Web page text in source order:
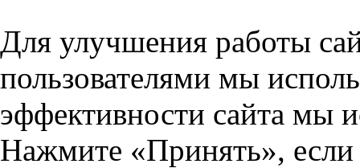
Для улучшения работы
пользователями мы
эффективности сайта мы
Нажмите «Принять», если